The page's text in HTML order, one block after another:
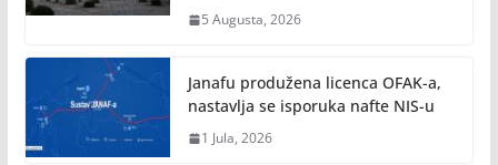
5 Augusta, 2026
Janafu produžena licenca OFAK-a,
nastavlja se isporuka nafte NIS-u
1 Jula, 2026